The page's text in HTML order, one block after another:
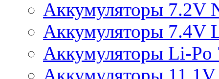
Аккумуляторы 7.2V
Аккумуляторы 7.4V
Аккумуляторы Li-Po